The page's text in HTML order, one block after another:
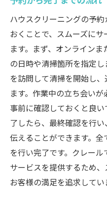
ハウスクリーニングの予
おくことで、スムーズに
ます。まず、オンライン
の日時や清掃箇所を指定
を訪問して清掃を開始し
ます。作業中の立ち会いが
事前に確認しておくと良
了したら、最終確認を行
伝えることができます。
を行い完了です。クレー
サービスを提供するため
お客様の満足を追求してい